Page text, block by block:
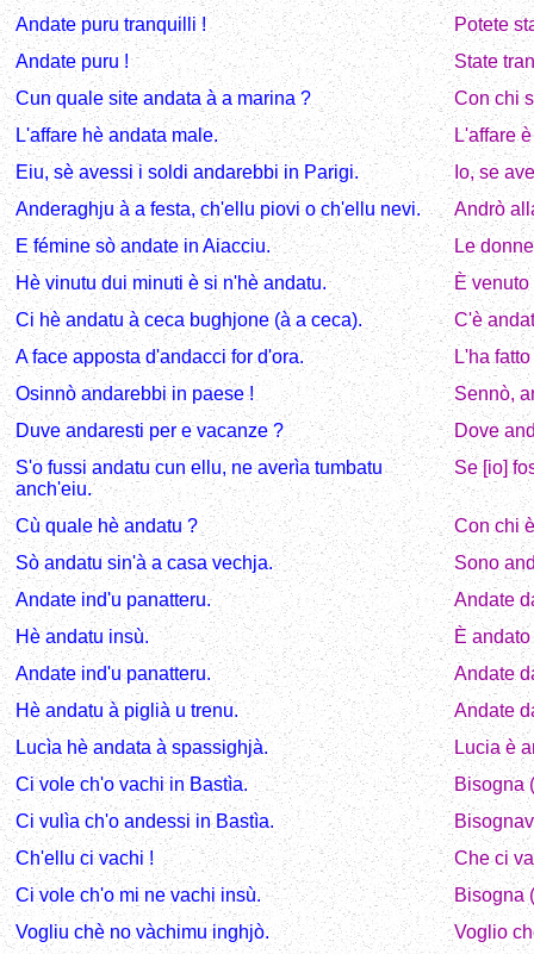
Andate puru tranquilli !
Potete
Andate puru !
State
Cun quale site andata à a marina ?
Con chi
L'affare hè andata male.
L'affare
Eiu, sè avessi i soldi andarebbi in Parigi.
Io, se
Anderaghju à a festa, ch'ellu piovi o ch'ellu nevi.
Andrò
E fémine sò andate in Aiacciu.
Le
Hè vinutu dui minuti è si n'hè andatu.
È
Ci hè andatu à ceca bughjone (à a ceca).
C'è
A face apposta d'andacci for d'ora.
L'ha
Osinnò andarebbi in paese !
Sennò,
Duve andaresti per e vacanze ?
Dove
S'o fussi andatu cun ellu, ne averìa tumbatu
anch'eiu.
Se [io]
Cù quale hè andatu ?
Con chi
Sò andatu sin'à a casa vechja.
Sono
Andate ind'u panatteru.
Andate
Hè andatu insù.
È andato
Andate ind'u panatteru.
Andate
Hè andatu à piglià u trenu.
Andate
Lucìa hè andata à spassighjà.
Lucia è
Ci vole ch'o vachi in Bastìa.
Bisogna
Ci vulìa ch'o andessi in Bastìa.
Ch'ellu ci vachi !
Che ci
Ci vole ch'o mi ne vachi insù.
Bisogna
Vogliu chè no vàchimu inghjò.
Voglio